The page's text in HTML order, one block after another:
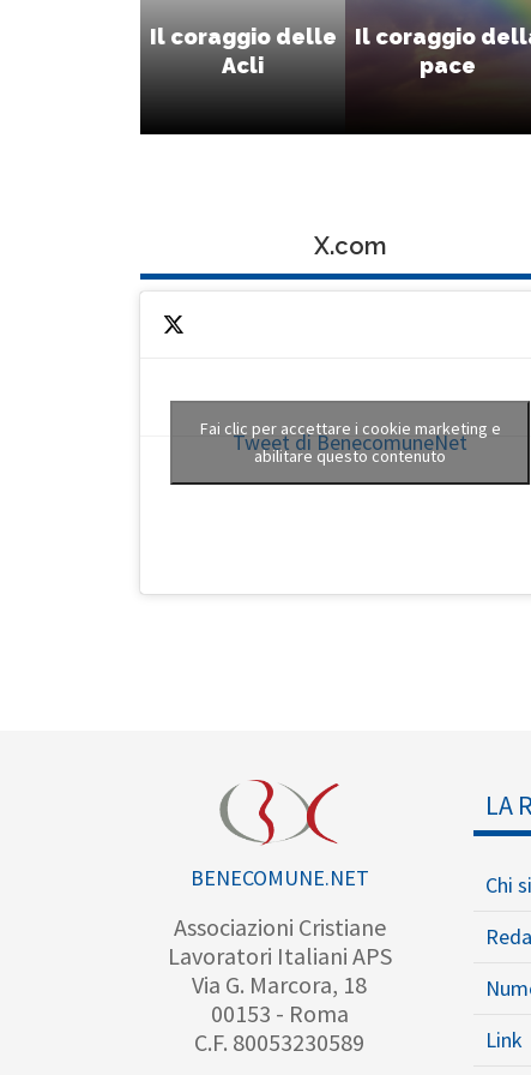
Il coraggio delle
Acli
Il coraggio
pace
X.com
Tweet di BenecomuneNet
Fai clic per accettare i cookie marketing e
abilitare questo contenuto
BENECOMUNE.NET
Associazioni Cristiane
Lavoratori Italiani APS
Via G. Marcora, 18
00153 - Roma
C.F. 80053230589
LA
Chi
Link